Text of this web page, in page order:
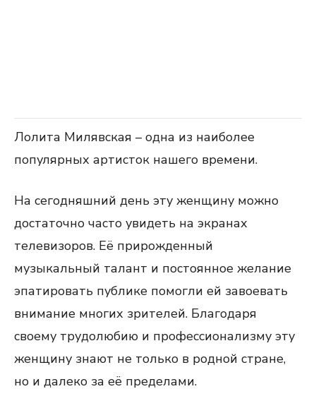
Лолита Милявская – одна из наиболее
популярных артисток нашего времени.
На сегодняшний день эту женщину можно
достаточно часто увидеть на экранах
телевизоров. Её прирожденный
музыкальный талант и постоянное желание
эпатировать публике помогли ей завоевать
внимание многих зрителей. Благодаря
своему трудолюбию и профессионализму эту
женщину знают не только в родной стране,
но и далеко за её пределами.